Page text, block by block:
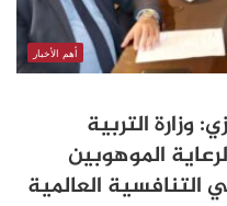
أهم الأخبار
وزارة التربية
الموهوبين
التنافسية العالمية